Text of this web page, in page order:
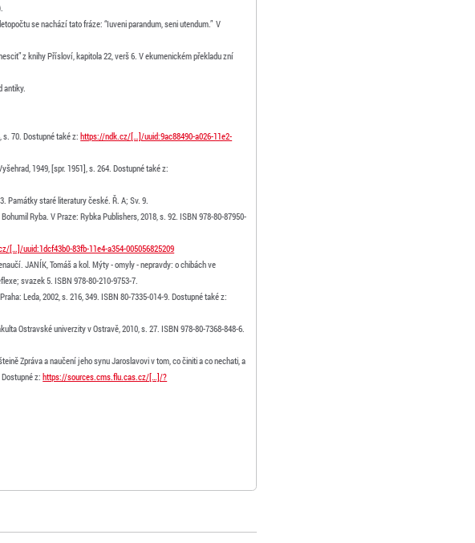
se nachází tato fráze: “Iuveni parandum, seni utendum.” V
z knihy Přísloví, kapitola 22, verš 6. V ekumenickém překladu zní
antiky.
s. 70. Dostupné také z:https://ndk.cz/[…]/uuid:9ac88490-a026-11e2-
1949, [spr. 1951], s. 264. Dostupné také z:
Památky staré literatury české. Ř. A; Sv. 9.
Ryba. V Praze: Rybka Publishers, 2018, s. 92. ISBN 978-80-87950-
[…]/uuid:1dcf43b0-83fb-11e4-a354-005056825209
JANÍK, Tomáš a kol. Mýty - omyly - nepravdy: o chibách ve
svazek 5. ISBN 978-80-210-9753-7.
Leda, 2002, s. 216, 349. ISBN 80-7335-014-9. Dostupné také z:
Ostravské univerzity v Ostravě, 2010, s. 27. ISBN 978-80-7368-848-6.
Zpráva a naučení jeho synu Jaroslavovi v tom, co činiti a co nechati, a
Dostupné z:https://sources.cms.flu.cas.cz/[…]/?